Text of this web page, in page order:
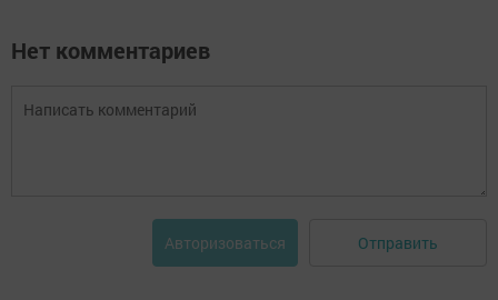
Нет комментариев
Авторизоваться Отправить